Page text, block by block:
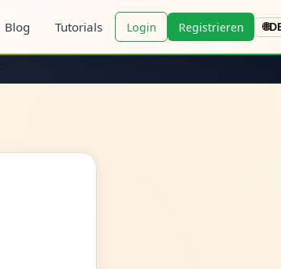
Blog Tutorials Login Registrieren 🌐